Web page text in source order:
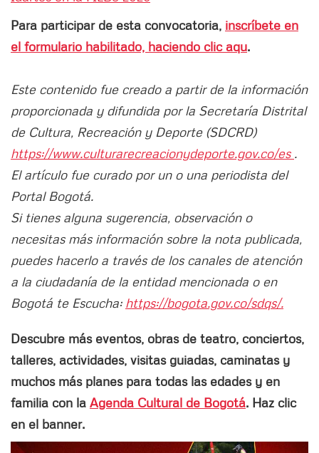
Para participar de esta convocatoria, inscríbete en
el formulario habilitado, haciendo clic aqu.
Este contenido fue creado a partir de la información
proporcionada y difundida por la Secretaría Distrital
de Cultura, Recreación y Deporte (SDCRD)
https://www.culturarecreacionydeporte.gov.co/es .
El artículo fue curado por un o una periodista del
Portal Bogotá.
Si tienes alguna sugerencia, observación o
necesitas más información sobre la nota publicada,
puedes hacerlo a través de los canales de atención
a la ciudadanía de la entidad mencionada o en
Bogotá te Escucha: https://bogota.gov.co/sdqs/.
Descubre más eventos, obras de teatro, conciertos,
talleres, actividades, visitas guiadas, caminatas y
muchos más planes para todas las edades y en
familia con la Agenda Cultural de Bogotá. Haz clic
en el banner.